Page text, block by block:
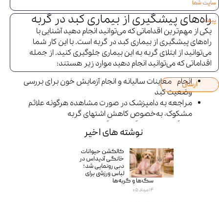
راه‌های پیشگیری از بیماری کبد در گربه
یکی از مهم‌ترین اقداماتی که می‌توانید انجام دهید آشنایی با
راه‌های پیشگیری از بیماری کبد در گربه است. با این کار شما
می‌توانید از ابتلای گربه به این بیماری جلوگیری کنید. از جمله
اقداماتی که می‌توانید انجام دهید موارد زیر هستند:
انجام معاینات سالیانه و انجام آزمایش خون برای بررسی
وضعیت کبد
مراجعه به دامپزشک در صورت مشاهده هرگونه علائم
مشکوک، به‌خصوص کاهش اشتهای گربه
جلوگیری از ابتلای گربه به انگل‌ها با محدودکردن تعامل او
با گربه‌های خیابانی
ارسال
نوشته های اخیر
کالکشن حیوانات
خانگی آدیداس در
دبی رونمایی شد؛
لباس ورزشی برای
سگ‌ها و گربه‌ها
۱۴ مرداد ۰۵